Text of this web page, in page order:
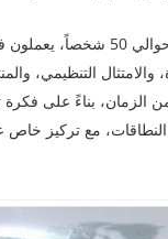
يتكون فريق الشركة من حوالي
والامتثال التنظيمي،
الزمان، بناءً على فكرة
مع تركيز خاص